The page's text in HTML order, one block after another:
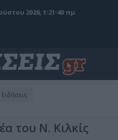
2026, 1:21:41 πμ
του Ν. Κιλκίς